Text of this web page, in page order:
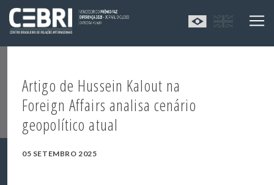
Artigo de Hussein Kalout na
Foreign Affairs analisa cenário
geopolítico atual
05 SETEMBRO 2025